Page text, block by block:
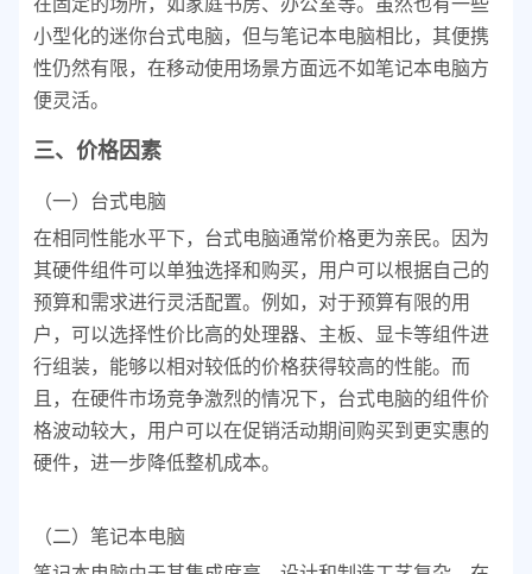
小型化的迷你台式电脑，但与笔记本电脑相比，其便携
性仍然有限，在移动使用场景方面远不如笔记本电脑方
便灵活。
三、价格因素
（一）台式电脑
在相同性能水平下，台式电脑通常价格更为亲民。因为
其硬件组件可以单独选择和购买，用户可以根据自己的
预算和需求进行灵活配置。例如，对于预算有限的用
户，可以选择性价比高的处理器、主板、显卡等组件进
行组装，能够以相对较低的价格获得较高的性能。而
且，在硬件市场竞争激烈的情况下，台式电脑的组件价
格波动较大，用户可以在促销活动期间购买到更实惠的
硬件，进一步降低整机成本。
（二）笔记本电脑